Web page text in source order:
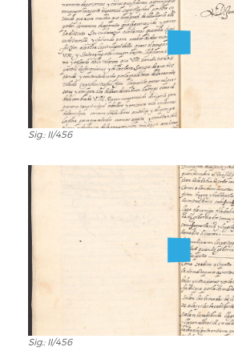
Sig.:
Sig.: II/456
Sig.:
Sig.: II/456